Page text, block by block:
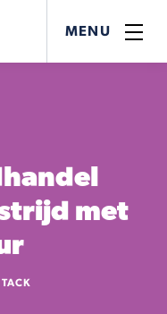
MENU
met